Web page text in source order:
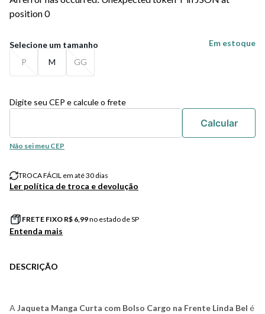
position 0
P M GG
Em estoque
Digite seu CEP e calcule o frete
Não sei meu CEP
TROCA FÁCIL em até 30 dias
Ler política de troca e devolução
FRETE FIXO R$ 6,99no estado de SP
Entenda mais
DESCRIÇÃO
A Jaqueta Manga Curta com Bolso Cargo na Frente Linda Bel é